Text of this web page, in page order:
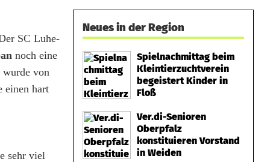
SC Luhe-
noch eine
wurde von
einen hart
sehr viel
Neues in der Region
Spielnachmittag beim
Kleintierzuchtverein
begeistert Kinder in
Floß
Ver.di-Senioren
Oberpfalz
konstituieren Vorstand
in Weiden